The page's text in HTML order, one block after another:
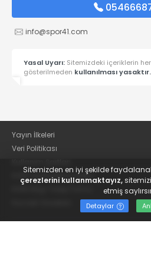
info@spor41.com
Yasal Uyarı: Sitemizdeki içeriklerin
gösterilmeden kullanılması yasaktır.
Yayın İlkeleri
Veri Politikası
KVKK Aydınlatma Metni
Sitemizden en iyi şekilde
çerezlerini kullanmaktayız,
etmiş
Detaylar